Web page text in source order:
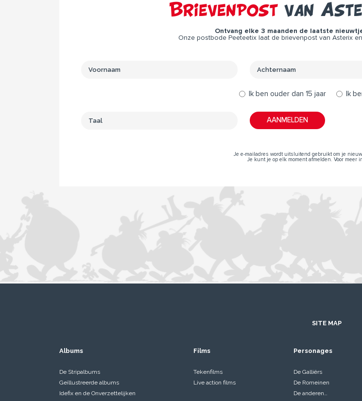
Brievenpostvan
Ontvang elke 3 maanden de laatste
Onze postbode Peeteetix laat de brievenpost van Asterix
Ik ben ouder dan 15 jaar Ik
Je e-mailadres wordt uitsluitend gebruikt om je
Je kunt je op elk moment afmelden. Voor meer
SITE MAP
Albums
De Stripalbums
Geïllustreerde albums
Idefix en de Onverzettelijken
Films
Tekenfilms
Live action films
Personages
De Galliërs
De Romeinen
De anderen…